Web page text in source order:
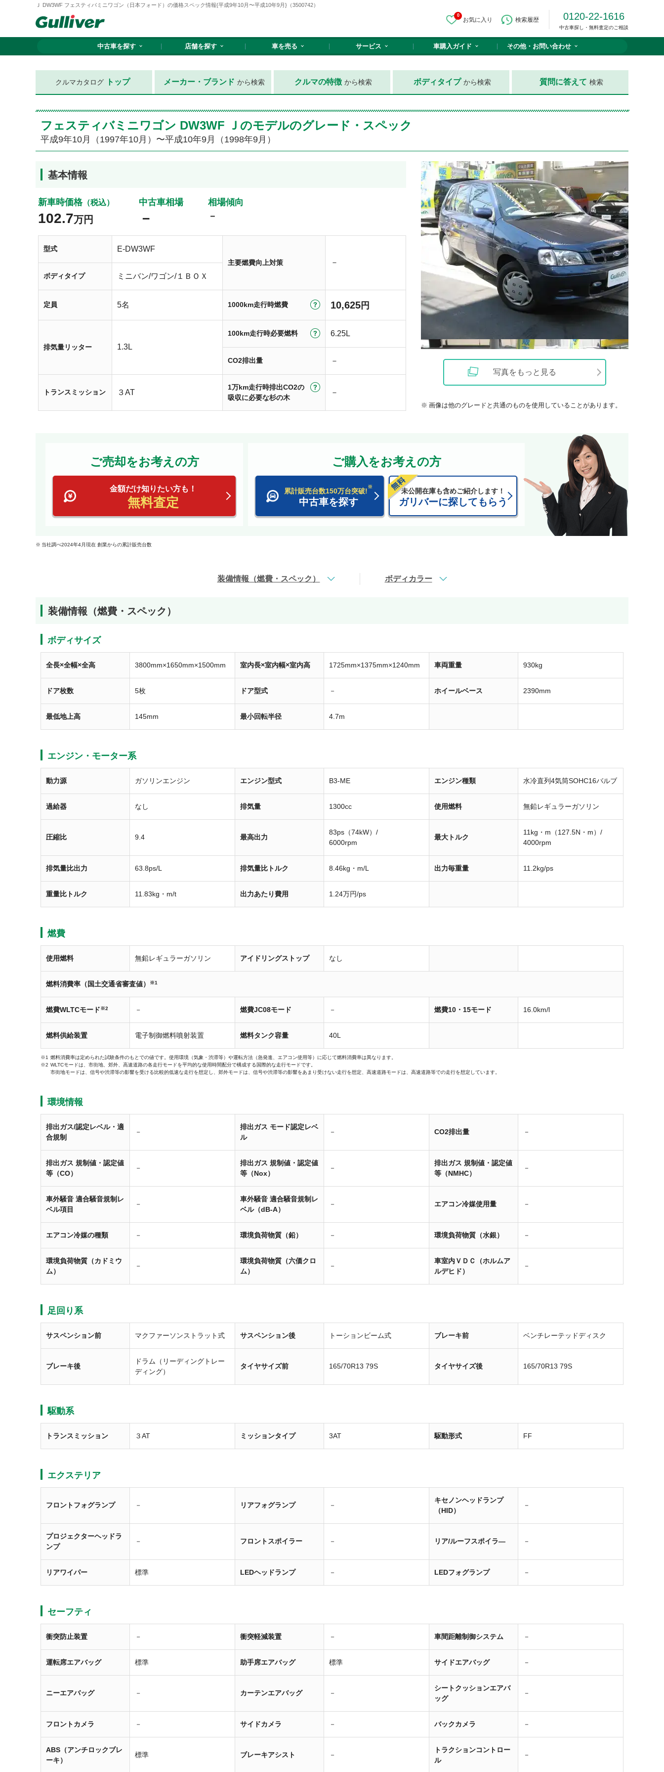
Ｊ DW3WF フェスティバミニワゴン（日本フォード）の価格スペック情報{平成9年10月〜平成10年9月}（3500742）
0
お気に入り 検索履歴 0120-22-1616
中古車探し・無料査定のご相談
中古車を探す 店舗を探す 車を売る サービス 車購入ガイド その他・ お問い合わせ
クルマカタログ トップ メーカー・ブランド から検索 クルマの特徴 から検索 ボディタイプ から検索 質問に答えて 検索
フェスティバミニワゴン DW3WF Ｊのモデルのグレード・スペック
平成9年10月（1997年10月）〜平成10年9月（1998年9月）
基本情報
新車時価格（税込）
102.7万円
中古車相場
－
相場傾向
－
型式 E-DW3WF
主要燃費向上対策 －
ボディタイプ ミニバン/ワゴン/１ＢＯＸ
定員 5名 1000km走行時燃費 10,625 円
排気量リッター 1.3L
100km走行時必要燃料 6.25L
CO2排出量 －
トランスミッション ３AT
1万km走行時排出CO2の
吸収に必要な杉の木
－
写真をもっと見る
画像は他のグレードと共通のものを使用していることがあります。
ご売却をお考えの方
金額だけ知りたい方も！
無料査定
ご購入をお考えの方
累計販売台数150万台突破!
※
中古車を探す
未公開在庫も含めご紹介します！
ガリバーに探してもらう
当社調べ2024年4月現在 創業からの累計販売台数
装備情報（燃費・スペック） ボディカラー
装備情報（燃費・スペック）
ボディサイズ
全長×全幅×全高 3800mm×1650mm×1500mm 室内長×室内幅×室内高 1725mm×1375mm×1240mm 車両重量 930kg
ドア枚数 5枚 ドア型式 － ホイールベース 2390mm
最低地上高 145mm 最小回転半径 4.7m
エンジン・モーター系
動力源 ガソリンエンジン エンジン型式 B3-ME エンジン種類 水冷直列4気筒SOHC16バルブ
過給器 なし 排気量 1300cc 使用燃料 無鉛レギュラーガソリン
圧縮比 9.4 最高出力
83ps（74kW）/
6000rpm
最大トルク
11kg・m（127.5N・m）/
4000rpm
排気量比出力 63.8ps/L 排気量比トルク 8.46kg・m/L 出力毎重量 11.2kg/ps
重量比トルク 11.83kg・m/t 出力あたり費用 1.24万円/ps
燃費
使用燃料 無鉛レギュラーガソリン アイドリングストップ なし
燃料消費率（国土交通省審査値） ※1
燃費WLTCモード※2 － 燃費JC08モード － 燃費10・15モード 16.0km/l
燃料供給装置 電子制御燃料噴射装置 燃料タンク容量 40L
燃料消費率は定められた試験条件のもとでの値です。使用環境（気象・渋滞等）や運転方法（急発進、エアコン使用等）に応じて燃料消費率は異なります。
WLTCモードは、市街地、郊外、高速道路の各走行モードを平均的な使用時間配分で構成する国際的な走行モードです。
市街地モードは、信号や渋滞等の影響を受ける比較的低速な走行を想定し、郊外モードは、信号や渋滞等の影響をあまり受けない走行を想定、高速道路モードは、高速道路等での走行を想定しています。
環境情報
排出ガス/認定レベル・適
合規制
－
排出ガス モード認定レベ
ル
－ CO2排出量 －
排出ガス 規制値・認定値
等（CO）
－
排出ガス 規制値・認定値
等（Nox）
－
排出ガス 規制値・認定値
等（NMHC）
－
車外騒音 適合騒音規制レ
ベル項目
－
車外騒音 適合騒音規制レ
ベル（dB-A）
－ エアコン冷媒使用量 －
エアコン冷媒の種類 － 環境負荷物質（鉛） － 環境負荷物質（水銀） －
環境負荷物質（カドミウ
ム）
－
環境負荷物質（六価クロ
ム）
－
車室内ＶＤＣ（ホルムア
ルデヒド）
－
足回り系
サスペンション前 マクファーソンストラット式 サスペンション後 トーションビーム式 ブレーキ前 ベンチレーテッドディスク
ブレーキ後
ドラム（リーディングトレー
ディング）
タイヤサイズ前 165/70R13 79S タイヤサイズ後 165/70R13 79S
駆動系
トランスミッション ３AT ミッションタイプ 3AT 駆動形式 FF
エクステリア
フロントフォグランプ － リアフォグランプ －
キセノンヘッドランプ
（HID）
－
プロジェクターヘッドラ
ンプ
－ フロントスポイラー － リア/ルーフスポイラ― －
リアワイパー 標準 LEDヘッドランプ － LEDフォグランプ －
セーフティ
衝突防止装置 － 衝突軽減装置 － 車間距離制御システム －
運転席エアバッグ 標準 助手席エアバッグ 標準 サイドエアバッグ －
ニーエアバッグ － カーテンエアバッグ －
シートクッションエアバ
ッグ
－
フロントカメラ － サイドカメラ － バックカメラ －
ABS（アンチロックブレ
ーキ）
標準 ブレーキアシスト －
トラクションコントロー
ル
－